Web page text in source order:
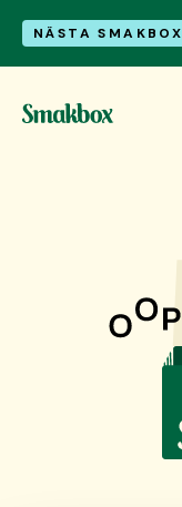
NÄSTA SMAKBOX